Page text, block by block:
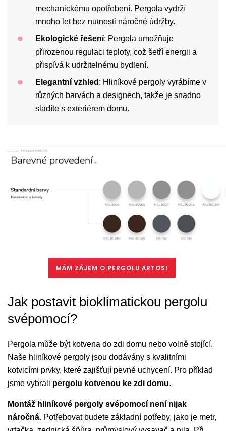
mechanickému opotřebení. Pergola vydrží
mnoho let bez nutnosti náročné údržby.
Ekologické řešení: Pergola umožňuje
přirozenou regulaci teploty, což šetří energii a
přispívá k udržitelnému bydlení.
Elegantní vzhled : Hliníkové pergoly vyrábíme v
různých barvách a designech, takže je snadno
sladíte s exteriérem domu.
MÁM ZÁJEM O PERGOLU ARTOSI
Jak postavit bioklimatickou pergolu
svépomocí?
Pergola může být kotvena do zdi domu nebo volně stojící.
Naše hliníkové pergoly jsou dodávány s kvalitními
kotvicími prvky, které zajišťují pevné uchycení. Pro příklad
jsme vybrali pergolu kotvenou ke zdi domu.
Montáž hliníkové pergoly svépomocí není nijak
náročná. Potřebovat budete základní potřeby, jako je metr,